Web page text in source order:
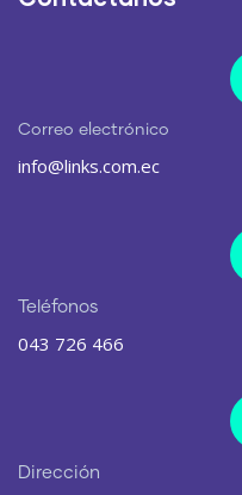
Correo electrónico
info@links.com.ec
Teléfonos
043 726 466
Dirección